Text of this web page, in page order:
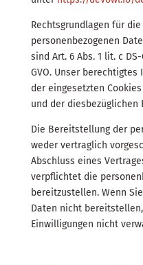
Rechtsgrundlagen für
personenbezogenen
sind Art. 6 Abs. 1 lit. c
GVO. Unser
der eingesetzten
und der diesbezüglichen
Die Bereitstellung der
weder vertraglich
Abschluss eines
verpflichtet die
bereitzustellen. Wenn
Daten nicht
Einwilligungen nicht